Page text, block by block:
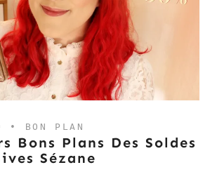
• BON PLAN
Bons Plans Des Soldes
Sézane